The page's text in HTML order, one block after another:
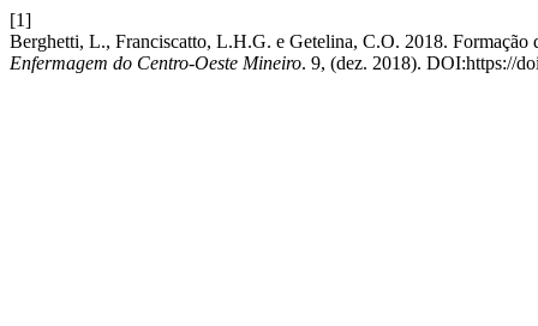
[1]
Berghetti, L., Franciscatto, L.H.G. e Getelina, C.O. 2018. Formação
Enfermagem do Centro-Oeste Mineiro. 9, (dez. 2018). DOI:https://